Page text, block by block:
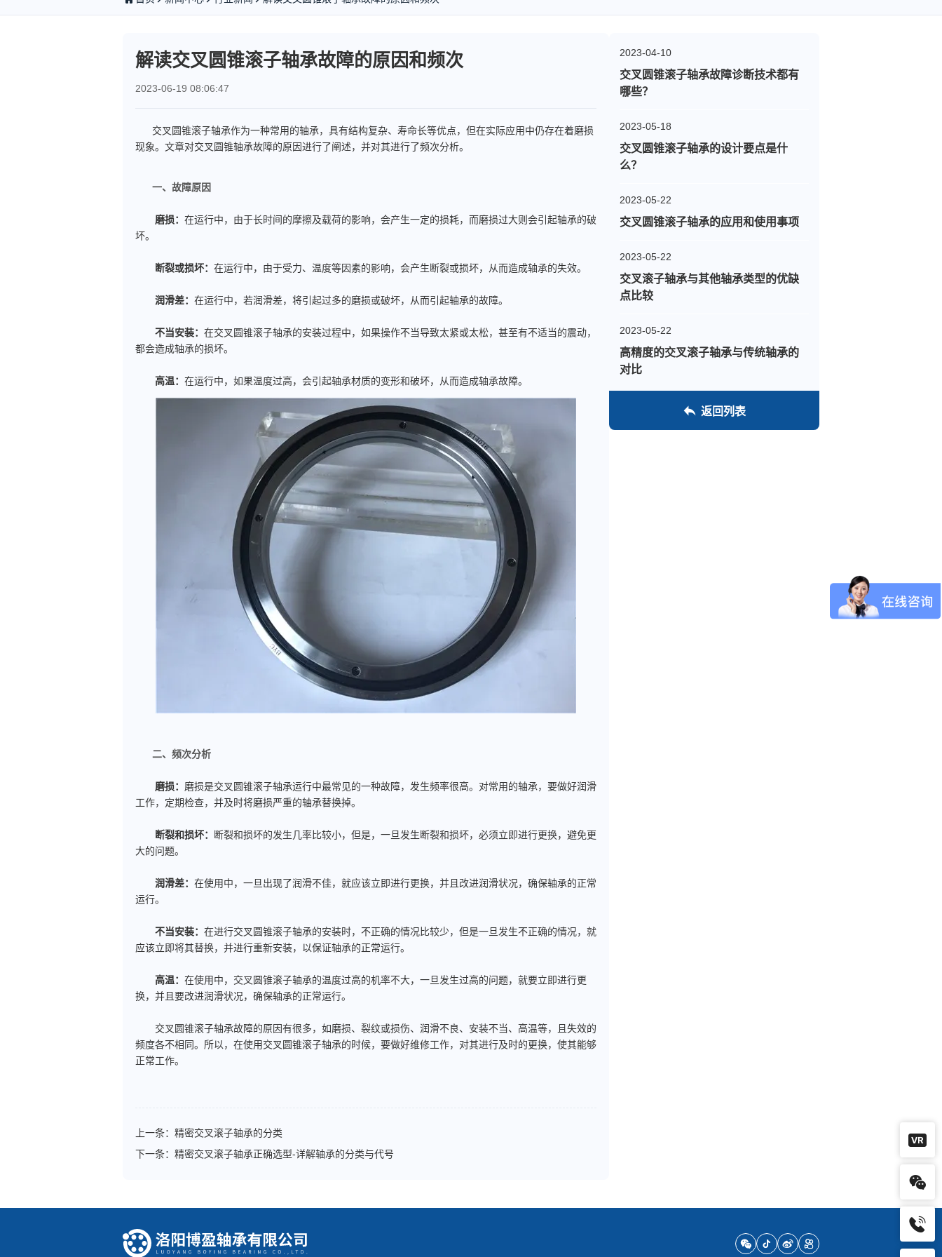
解读交叉圆锥滚子轴承故障的原因和频次
2023-06-19 08:06:47
交叉圆锥滚子轴承作为一种常用的轴承，具有结构复杂、寿命长等优点，但在实际应用中仍存在着磨损
现象。文章对交叉圆锥轴承故障的原因进行了阐述，并对其进行了频次分析。
一、故障原因
磨损： 在运行中，由于长时间的摩擦及载荷的影响，会产生一定的损耗，而磨损过大则会引起轴承的破
坏。
断裂或损坏： 在运行中，由于受力、温度等因素的影响，会产生断裂或损坏，从而造成轴承的失效。
润滑差： 在运行中，若润滑差，将引起过多的磨损或破坏，从而引起轴承的故障。
不当安装： 在交叉圆锥滚子轴承的安装过程中，如果操作不当导致太紧或太松，甚至有不适当的震动，
都会造成轴承的损坏。
高温： 在运行中，如果温度过高，会引起轴承材质的变形和破坏，从而造成轴承故障。
二、频次分析
磨损： 磨损是交叉圆锥滚子轴承运行中最常见的一种故障，发生频率很高。对常用的轴承，要做好润滑
工作，定期检查，并及时将磨损严重的轴承替换掉。
断裂和损坏：
断裂和损坏的发生几率比较小，但是，一旦发生断裂和损坏，必须立即进行更换，避免更
大的问题。
润滑差： 在使用中，一旦出现了润滑不佳，就应该立即进行更换，并且改进润滑状况，确保轴承的正常
运行。
不当安装： 在进行交叉圆锥滚子轴承的安装时，不正确的情况比较少，但是一旦发生不正确的情况，就
应该立即将其替换，并进行重新安装，以保证轴承的正常运行。
高温： 在使用中，交叉圆锥滚子轴承的温度过高的机率不大，一旦发生过高的问题，就要立即进行更
换，并且要改进润滑状况，确保轴承的正常运行。
交叉圆锥滚子轴承故障的原因有很多，如磨损、裂纹或损伤、润滑不良、安装不当、高温等，且失效的
频度各不相同。所以，在使用交叉圆锥滚子轴承的时候，要做好维修工作，对其进行及时的更换，使其能够
正常工作。
上一条： 精密交叉滚子轴承的分类
下一条： 精密交叉滚子轴承正确选型-详解轴承的分类与代号
2023-04-10
交叉圆锥滚子轴承故障诊断技术都有
哪些？
2023-05-18
交叉圆锥滚子轴承的设计要点是什
么？
2023-05-22
交叉圆锥滚子轴承的应用和使用事项
2023-05-22
交叉滚子轴承与其他轴承类型的优缺
点比较
2023-05-22
高精度的交叉滚子轴承与传统轴承的
对比
返回列表